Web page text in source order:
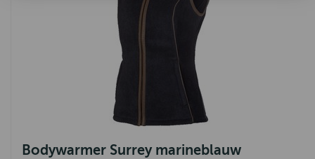
Bodywarmer Surrey marineblauw